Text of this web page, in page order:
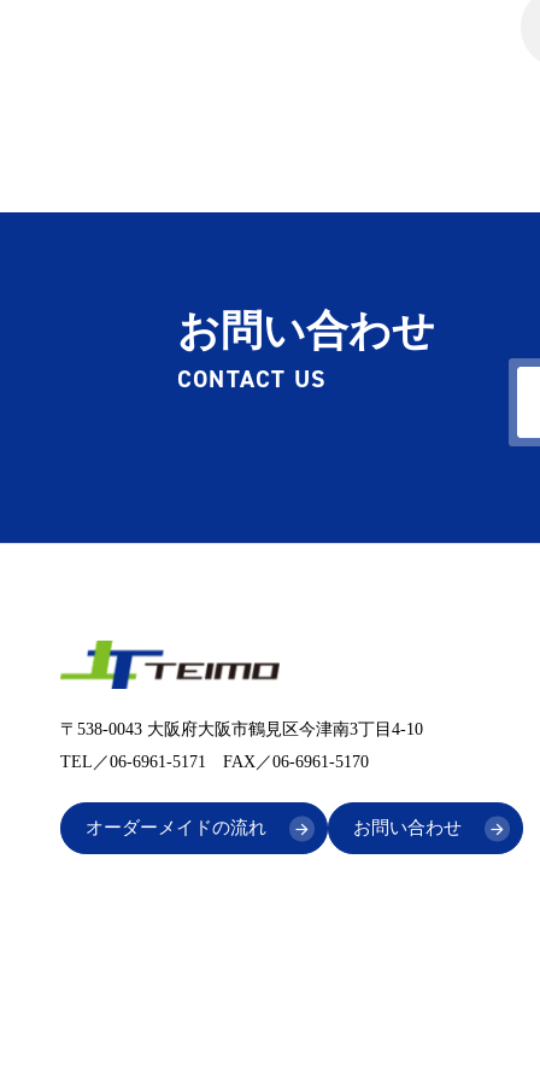
お問い合わせ
CONTACT US
〒538-0043 大阪府大阪市鶴見区今津南3丁目4-10
TEL／06-6961-5171 FAX／06-6961-5170
オーダーメイドの流れ お問い合わせ